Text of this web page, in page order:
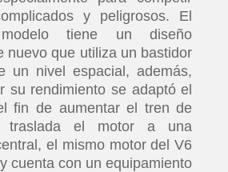
y peligrosos. El
tiene un diseño
nuevo que utiliza un bastidor
un nivel espacial, además,
su rendimiento se adaptó el
fin de aumentar el tren de
traslada el motor a una
el mismo motor del V6
cuenta con un equipamiento